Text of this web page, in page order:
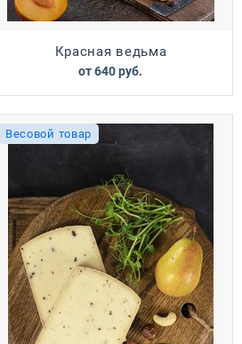
Красная ведьма
от640 руб.
Весовой товар